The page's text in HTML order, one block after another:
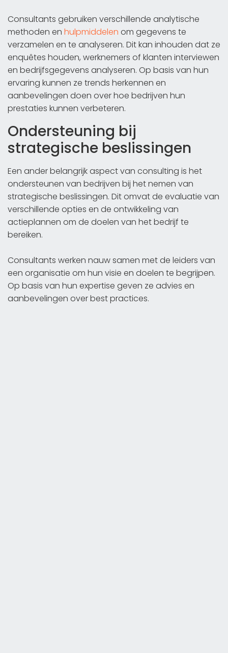
Consultants gebruiken verschillende analytische
methoden en hulpmiddelen om gegevens te
verzamelen en te analyseren. Dit kan inhouden dat ze
enquêtes houden, werknemers of klanten interviewen
en bedrijfsgegevens analyseren. Op basis van hun
ervaring kunnen ze trends herkennen en
aanbevelingen doen over hoe bedrijven hun
prestaties kunnen verbeteren.
Ondersteuning bij
strategische beslissingen
Een ander belangrijk aspect van consulting is het
ondersteunen van bedrijven bij het nemen van
strategische beslissingen. Dit omvat de evaluatie van
verschillende opties en de ontwikkeling van
actieplannen om de doelen van het bedrijf te
bereiken.
Consultants werken nauw samen met de leiders van
een organisatie om hun visie en doelen te begrijpen.
Op basis van hun expertise geven ze advies en
aanbevelingen over best practices.